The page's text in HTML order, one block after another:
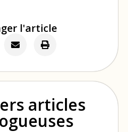
l'article
articles